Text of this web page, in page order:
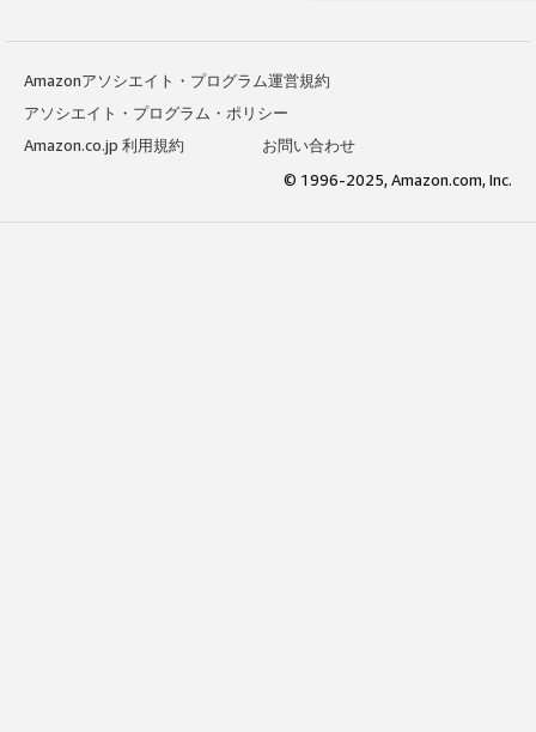
Amazonアソシエイト・プログラム運営規約
アソシエイト・プログラム・ポリシー
Amazon.co.jp 利用規約
お問い合わせ
© 1996-2025, Amazon.com, Inc.